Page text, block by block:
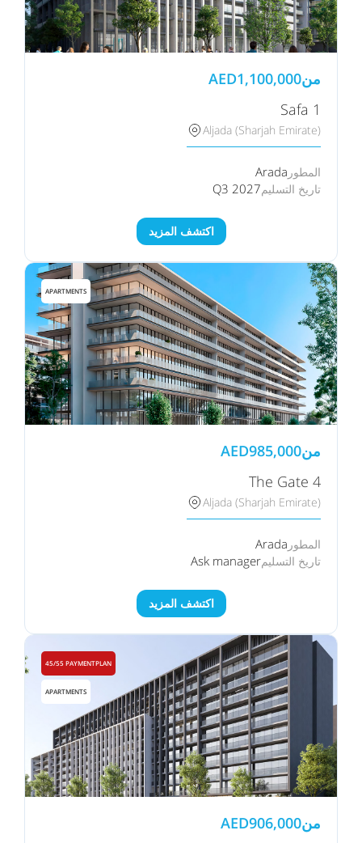
من AED1,100,000
Safa 1
Aljada (Sharjah Emirate)
المطور Arada
تاريخ التسليمQ3 2027
اكتشف المزيد
APARTMENTS
من AED985,000
The Gate 4
Aljada (Sharjah Emirate)
المطور Arada
تاريخ التسليمAsk manager
اكتشف المزيد
45/55 PAYMENTPLAN
APARTMENTS
من AED906,000